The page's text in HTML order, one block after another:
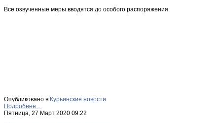
Все озвученные меры вводятся до особого распоряжения.
Опубликовано в Курьинские новости
Подробнее ...
Пятница, 27 Март 2020 09:22